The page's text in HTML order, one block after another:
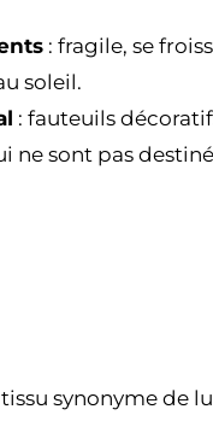
: fragile, se
soleil.
: fauteuils
ne sont pas
synonyme de